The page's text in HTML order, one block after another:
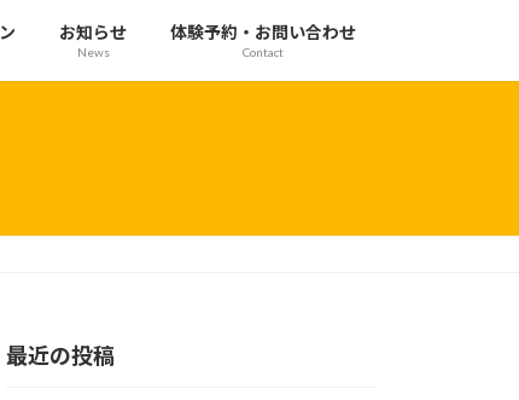
お知らせ
News
体験予約・お問い合わせ
Contact
最近の投稿